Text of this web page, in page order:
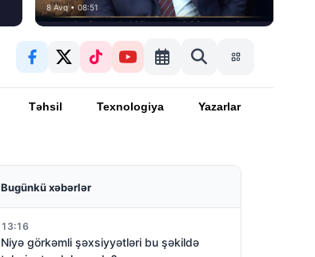
8 Avq • 08:51
Təhsil Texnologiya Yazarlar
Bugünkü xəbərlər
13:16
Niyə görkəmli şəxsiyyətləri bu şəkildə